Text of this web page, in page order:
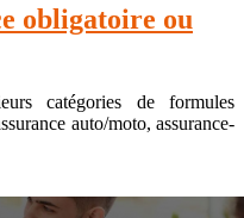
obligatoire ou
catégories de formules
auto/moto, assurance-